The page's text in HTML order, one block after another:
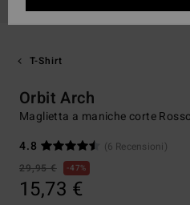
T-Shirt
Orbit Arch
Maglietta a maniche corte
4.8
(6 Recensioni)
29,95 €
47%
15,73 €